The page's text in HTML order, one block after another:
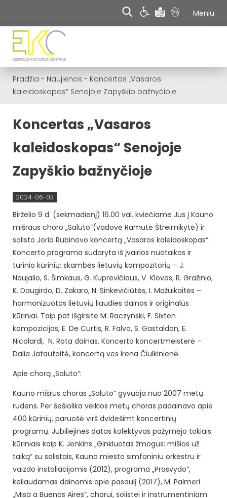
Meniu
Pradžia - Naujienos - Koncertas „Vasaros
kaleidoskopas“ Senojoje Zapyškio bažnyčioje
Koncertas „Vasaros
kaleidoskopas“ Senojoje
Zapyškio bažnyčioje
2024-06-03
Birželio 9 d. (sekmadienį) 16.00 val. kviečiame Jus į Kauno
mišraus choro „Saluto“(vadovė Ramutė Štreimikytė) ir
solisto Jorio Rubinovo koncertą „Vasaros kaleidoskopas“.
Koncerto programa sudaryta iš įvairios nuotaikos ir
turinio kūrinių: skambės lietuvių kompozitorių – J.
Naujalio, S. Šimkaus, G. Kuprevičiaus, V Klovos, R. Gražinio,
K. Daugirdo, D. Zakaro, N. Sinkevičiūtės, I. Mažuikaitės –
harmonizuotos lietuvių liaudies dainos ir originalūs
kūriniai. Taip pat išgirsite M. Raczynski, F. Sixten
kompozicijas, E. De Curtis, R. Falvo, S. Gastaldon, E.
Nicolardi, N. Rota dainas. Koncerto koncertmeisterė –
Dalia Jatautaitė, koncertą ves Irena Čiulkinienė.
Apie chorą „Saluto“:
Kauno mišrus choras „Saluto“ gyvuoja nuo 2007 metų
rudens. Per šešiolika veiklos metų choras padainavo apie
400 kūrinių, paruošė virš dvidešimt koncertinių
programų. Jubiliejines datas kolektyvas pažymėjo tokiais
kūriniais kaip K. Jenkins „Ginkluotas žmogus: mišios už
taiką“ su solistais, Kauno miesto simfoniniu orkestru ir
vaizdo instaliacijomis (2012), programa „Prasvydo“,
keliaudamas dainomis apie pasaulį (2017), M. Palmeri
„Misa a Buenos Aires“, chorui, solistei ir instrumentiniam